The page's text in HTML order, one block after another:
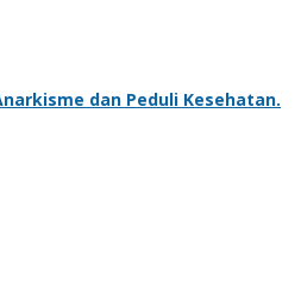
dan Peduli Kesehatan.